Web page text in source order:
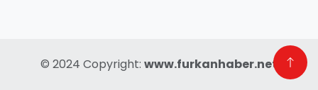
© 2024 Copyright: www.furkanhaber.net